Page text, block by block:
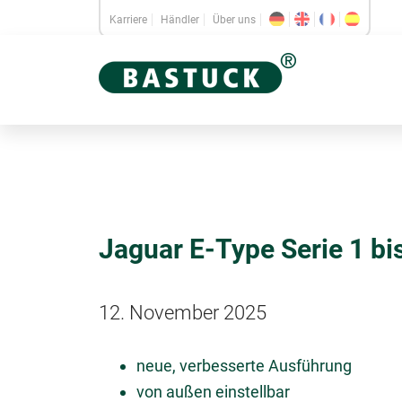
Karriere Händler Über uns
Jaguar E-Type Serie 1
12. November 2025
neue, verbesserte Ausführung
von außen einstellbar